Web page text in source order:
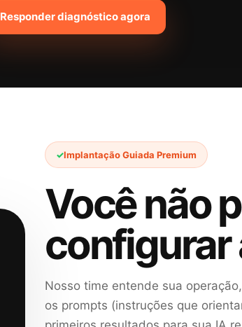
Responder diagnóstico agora
Implantação Guiada Premium
Você não
configurar
Nosso time entende sua
os prompts (instruções que